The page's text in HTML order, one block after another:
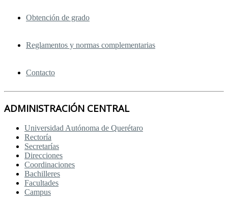
Obtención de grado
Reglamentos y normas complementarias
Contacto
ADMINISTRACIÓN CENTRAL
Universidad Autónoma de Querétaro
Rectoría
Secretarías
Direcciones
Coordinaciones
Bachilleres
Facultades
Campus